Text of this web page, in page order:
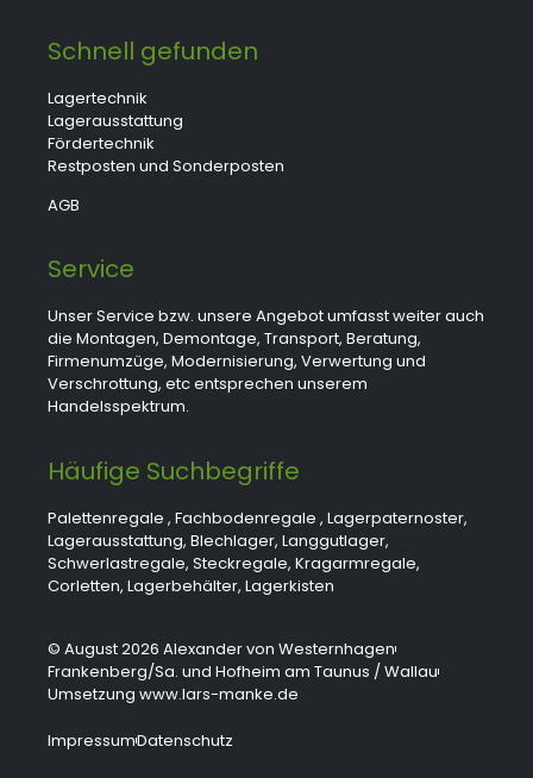
Schnell gefunden
Lagertechnik
Lagerausstattung
Fördertechnik
Restposten und Sonderposten
AGB
Service
Unser Service bzw. unsere Angebot umfasst weiter auch
die Montagen, Demontage, Transport, Beratung,
Firmenumzüge, Modernisierung, Verwertung und
Verschrottung, etc entsprechen unserem
Handelsspektrum.
Häufige Suchbegriffe
Palettenregale , Fachbodenregale , Lagerpaternoster,
Lagerausstattung, Blechlager, Langgutlager,
Schwerlastregale, Steckregale, Kragarmregale,
Corletten, Lagerbehälter, Lagerkisten
© August 2026 Alexander von Westernhagen
Frankenberg/Sa. und Hofheim am Taunus / Wallau
Umsetzung www.lars-manke.de
ImpressumDatenschutz